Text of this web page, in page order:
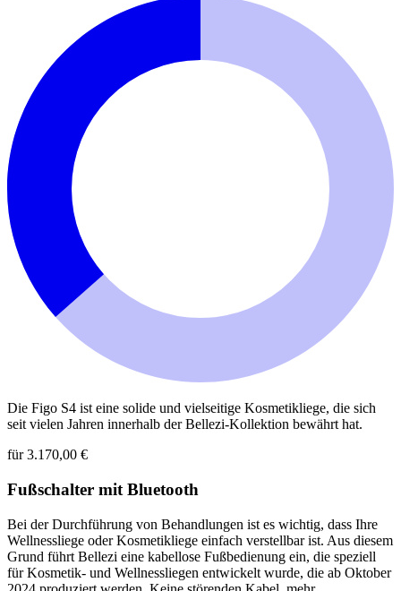
Die Figo S4 ist eine solide und vielseitige Kosmetikliege, die sich
seit vielen Jahren innerhalb der Bellezi-Kollektion bewährt hat.
für 3.170,00 €
Fußschalter mit Bluetooth
Bei der Durchführung von Behandlungen ist es wichtig, dass Ihre
Wellnessliege oder Kosmetikliege einfach verstellbar ist. Aus diesem
Grund führt Bellezi eine kabellose Fußbedienung ein, die speziell
für Kosmetik- und Wellnessliegen entwickelt wurde, die ab Oktober